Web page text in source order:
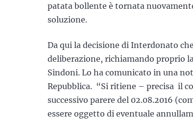
patata bollente è tornata
soluzione.
Da qui la decisione di Interdonato
deliberazione, richiamando proprio
Sindoni. Lo ha comunicato in una
Repubblica. “Si ritiene – precisa il
successivo parere del 02.08.2016
essere oggetto di eventuale